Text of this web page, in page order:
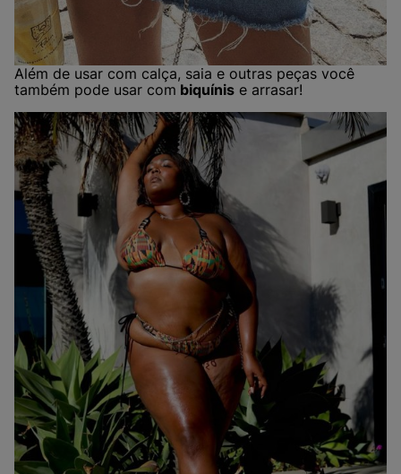
Além de usar com calça, saia e outras peças você
também pode usar com biquínis e arrasar!